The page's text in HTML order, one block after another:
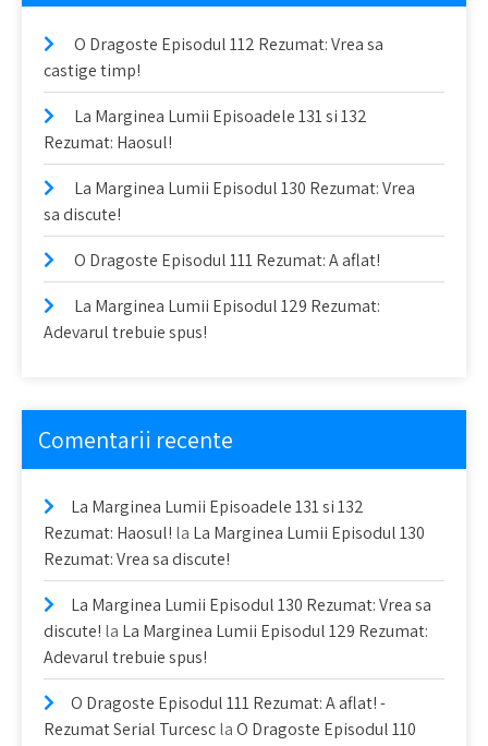
O Dragoste Episodul 112 Rezumat: Vrea sa
castige timp!
La Marginea Lumii Episoadele 131 si 132
Rezumat: Haosul!
La Marginea Lumii Episodul 130 Rezumat: Vrea
sa discute!
O Dragoste Episodul 111 Rezumat: A aflat!
La Marginea Lumii Episodul 129 Rezumat:
Adevarul trebuie spus!
Comentarii recente
La Marginea Lumii Episoadele 131 si 132
Rezumat: Haosul! la La Marginea Lumii Episodul 130
Rezumat: Vrea sa discute!
La Marginea Lumii Episodul 130 Rezumat: Vrea sa
discute! la La Marginea Lumii Episodul 129 Rezumat:
Adevarul trebuie spus!
O Dragoste Episodul 111 Rezumat: A aflat! -
Rezumat Serial TurcesclaO Dragoste Episodul 110